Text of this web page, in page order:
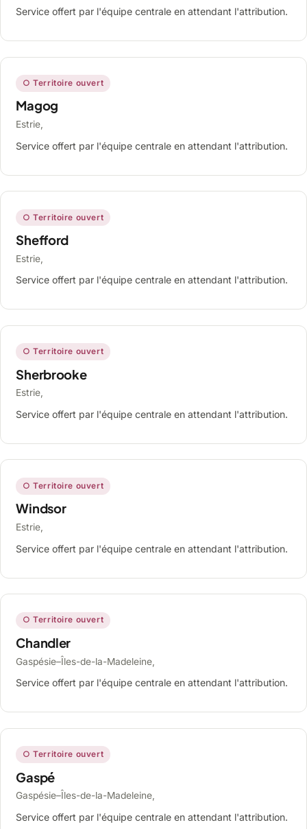
Service offert par l'équipe centrale en attendant l'attribution.
○ Territoire ouvert
Magog
Estrie,
Service offert par l'équipe centrale en attendant l'attribution.
○ Territoire ouvert
Shefford
Estrie,
Service offert par l'équipe centrale en attendant l'attribution.
○ Territoire ouvert
Sherbrooke
Estrie,
Service offert par l'équipe centrale en attendant l'attribution.
○ Territoire ouvert
Windsor
Estrie,
Service offert par l'équipe centrale en attendant l'attribution.
○ Territoire ouvert
Chandler
Gaspésie–Îles-de-la-Madeleine,
Service offert par l'équipe centrale en attendant l'attribution.
○ Territoire ouvert
Gaspé
Gaspésie–Îles-de-la-Madeleine,
Service offert par l'équipe centrale en attendant l'attribution.